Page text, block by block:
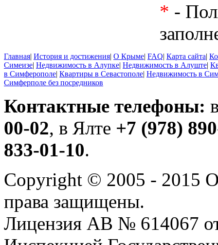
* -
Главная| История и достижения| О Крыме| FAQ| Карта сайта|
Симеизе| Недвижимость в Алупке| Недвижимость в Алуште|
в Симферополе| Квартиры в Севастополе| Недвижимость в
Симферполе без посредников
Контактные телефоны:
00-02, в Ялте +7 (978)
833-01-10.
Copyright © 2005 - 2015
права защищены.
Лицензия АВ № 614067